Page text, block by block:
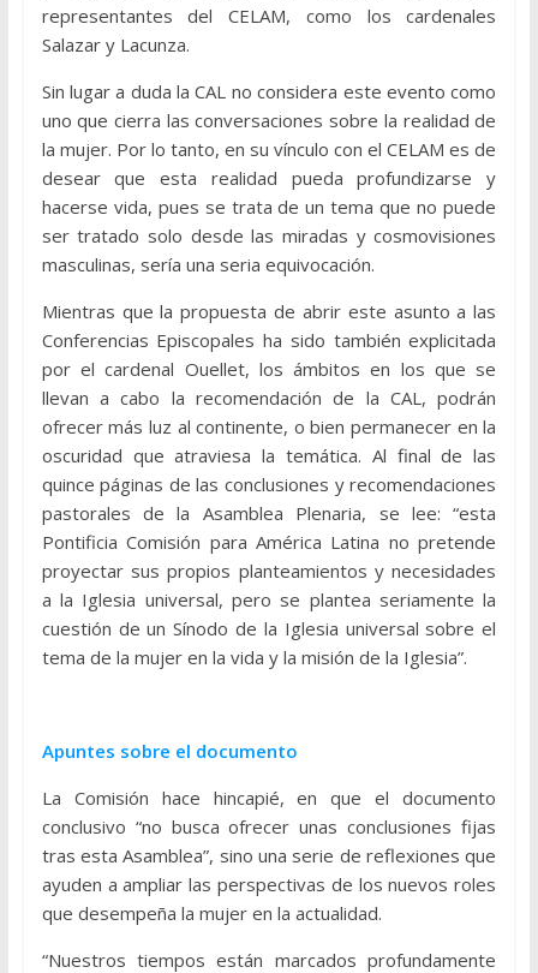
representantes del CELAM, como los cardenales
Salazar y Lacunza.
Sin lugar a duda la CAL no considera este evento como
uno que cierra las conversaciones sobre la realidad de
la mujer. Por lo tanto, en su vínculo con el CELAM es de
desear que esta realidad pueda profundizarse y
hacerse vida, pues se trata de un tema que no puede
ser tratado solo desde las miradas y cosmovisiones
masculinas, sería una seria equivocación.
Mientras que la propuesta de abrir este asunto a las
Conferencias Episcopales ha sido también explicitada
por el cardenal Ouellet, los ámbitos en los que se
llevan a cabo la recomendación de la CAL, podrán
ofrecer más luz al continente, o bien permanecer en la
oscuridad que atraviesa la temática. Al final de las
quince páginas de las conclusiones y recomendaciones
pastorales de la Asamblea Plenaria, se lee: “esta
Pontificia Comisión para América Latina no pretende
proyectar sus propios planteamientos y necesidades
a la Iglesia universal, pero se plantea seriamente la
cuestión de un Sínodo de la Iglesia universal sobre el
tema de la mujer en la vida y la misión de la Iglesia”.
Apuntes sobre el documento
La Comisión hace hincapié, en que el documento
conclusivo “no busca ofrecer unas conclusiones fijas
tras esta Asamblea”, sino una serie de reflexiones que
ayuden a ampliar las perspectivas de los nuevos roles
que desempeña la mujer en la actualidad.
“Nuestros tiempos están marcados profundamente